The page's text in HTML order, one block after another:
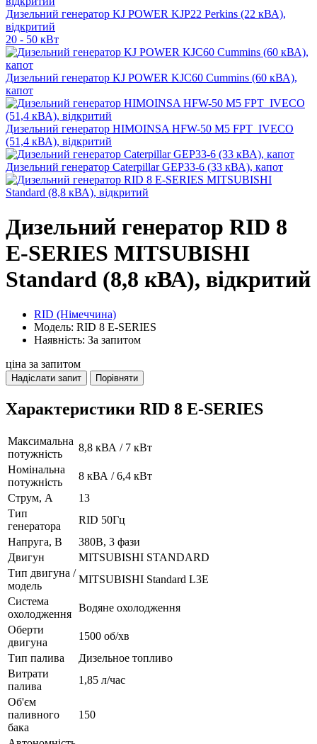
Дизельний генератор KJ POWER KJP22 Perkins (22 кВА),
відкритий
20 - 50 кВт
Дизельний генератор KJ POWER KJC60 Cummins (60 кВА),
капот
Дизельний генератор HIMOINSA HFW-50 M5 FPT_IVECO
(51,4 кВА), відкритий
Дизельний генератор Caterpillar GEP33-6 (33 кВА), капот
Дизельний генератор RID 8
E-SERIES MITSUBISHI
Standard (8,8 кВА), відкритий
RID (Німеччина)
Модель: RID 8 E-SERIES
Наявність: За запитом
ціна за запитом
Надіслати запит Порівняти
Характеристики RID 8 E-SERIES
Максимальна
потужність
8,8 кВА / 7 кВт
Номінальна
потужність
8 кВА / 6,4 кВт
Струм, А
13
Тип
генератора
RID 50Гц
Напруга, В
380В, 3 фази
Двигун
MITSUBISHI STANDARD
Тип двигуна /
модель
MITSUBISHI Standard L3E
Система
охолодження
Водяне охолодження
Оберти
двигуна
1500 об/хв
Тип палива
Дизельное топливо
Витрати
палива
1,85 л/час
Об'єм
паливного
бака
150